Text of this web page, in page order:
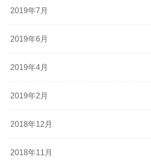
2019年7月
2019年6月
2019年4月
2019年2月
2018年12月
2018年11月